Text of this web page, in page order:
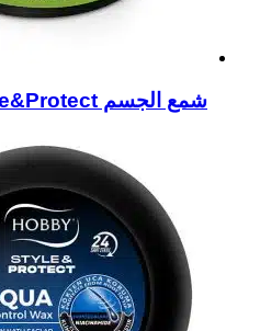
شمع الجسم Hobby Style&Protect الطبيعي